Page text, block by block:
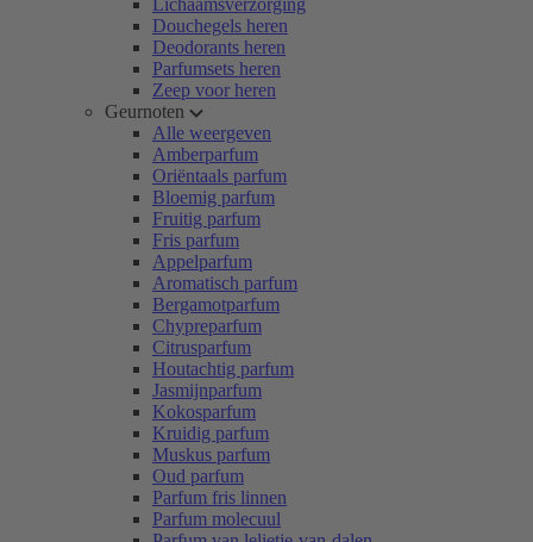
Lichaamsverzorging
Douchegels heren
Deodorants heren
Parfumsets heren
Zeep voor heren
Geurnoten
Alle weergeven
Amberparfum
Oriëntaals parfum
Bloemig parfum
Fruitig parfum
Fris parfum
Appelparfum
Aromatisch parfum
Bergamotparfum
Chypreparfum
Citrusparfum
Houtachtig parfum
Jasmijnparfum
Kokosparfum
Kruidig parfum
Muskus parfum
Oud parfum
Parfum fris linnen
Parfum molecuul